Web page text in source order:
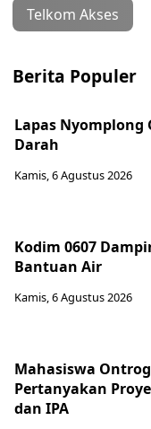
Telkom Akses
Berita Populer
Lapas Nyomplong
Darah
Kamis, 6 Agustus 2026
Kodim 0607
Bantuan Air
Kamis, 6 Agustus 2026
Mahasiswa
Pertanyakan
dan IPA